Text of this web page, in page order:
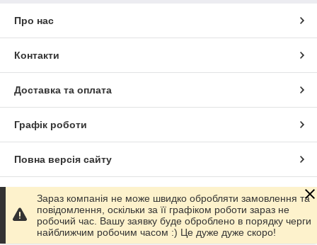
Про нас
Контакти
Доставка та оплата
Графік роботи
Повна версія сайту
Сайт створено на маркетплейсі Prom.ua
Політика конфіденційності
Зараз компанія не може швидко обробляти замовлення та
повідомлення, оскільки за її графіком роботи зараз не
робочий час. Вашу заявку буде оброблено в порядку черги
найближчим робочим часом :) Це дуже дуже скоро!